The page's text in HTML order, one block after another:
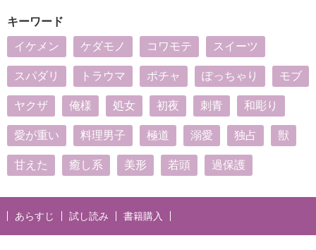
キーワード
イケメン ケダモノ コワモテ スイーツ
スパダリ トラウマ ポチャ ぽっちゃり モブ
ヤクザ 俺様 処女 初夜 刺青 和彫り
愛が重い 料理男子 極道 溺愛 独占 獣
甘えた 癒し系 美形 若頭 過保護
あらすじ 試し読み 書籍購入